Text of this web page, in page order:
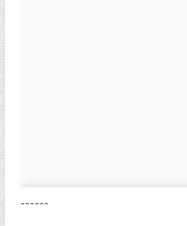
------